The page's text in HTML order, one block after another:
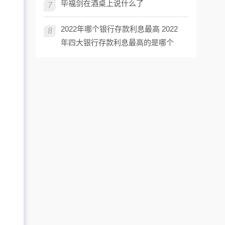
7 毕福剑在酒桌上说什么了
8
2022年哪个银行存款利息最高 2022
年四大银行存款利息最高的是哪个